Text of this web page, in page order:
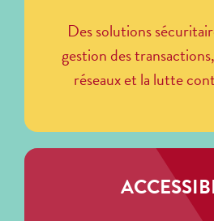
Des solutions
gestion des
réseaux et la lutte